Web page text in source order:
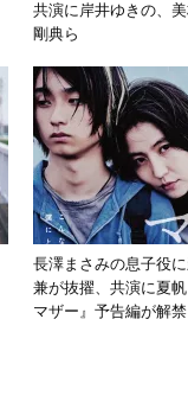
共演に岸井ゆきの、
剛典ら
長澤まさみの息子役
兼が抜擢、共演に夏
マザー』予告編が解禁